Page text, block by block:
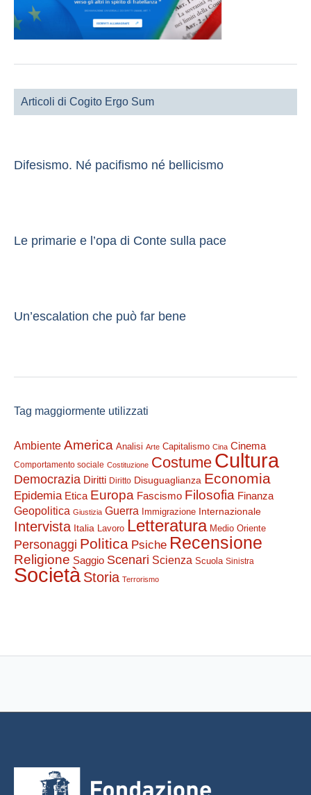
Articoli di Cogito Ergo Sum
Difesismo. Né pacifismo né bellicismo
Le primarie e l’opa di Conte sulla pace
Un’escalation che può far bene
Tag maggiormente utilizzati
Ambiente America Analisi Arte Capitalismo Cina Cinema
Comportamento sociale Costituzione Costume Cultura
Democrazia Diritti Diritto Disuguaglianza Economia
Epidemia Etica Europa Fascismo Filosofia Finanza
Geopolitica Giustizia Guerra Immigrazione Internazionale
Intervista Italia Lavoro Letteratura Medio Oriente
Personaggi Politica Psiche Recensione
Religione Saggio Scenari Scienza Scuola Sinistra
Società Storia Terrorismo